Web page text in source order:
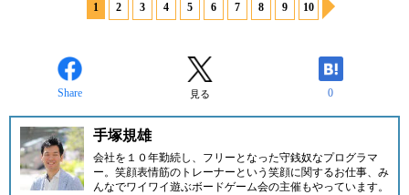
1 2 3 4 5 6 7 8 9 10
Share 見る 0
手塚規雄
会社を１０年勤続し、フリーとなった守銭奴なプログラマ
ー。笑顔表情筋のトレーナーという笑顔に関するお仕事、み
んなでワイワイ遊ぶボードゲーム会の主催もやっています。